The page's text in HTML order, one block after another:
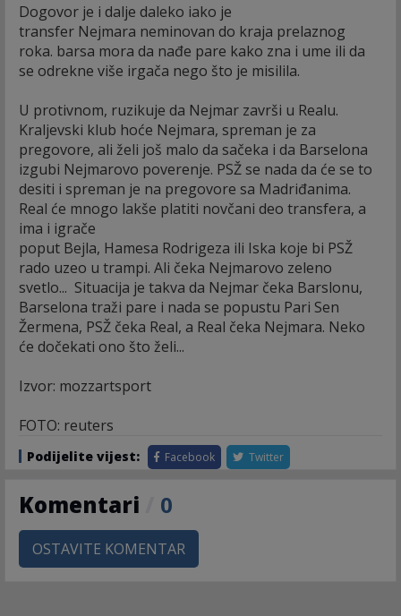
Dogovor je i dalje daleko iako je
transfer Nejmara neminovan do kraja prelaznog
roka. barsa mora da nađe pare kako zna i ume ili da
se odrekne više irgača nego što je misilila.
U protivnom, ruzikuje da Nejmar završi u Realu.
Kraljevski klub hoće Nejmara, spreman je za
pregovore, ali želi još malo da sačeka i da Barselona
izgubi Nejmarovo poverenje. PSŽ se nada da će se to
desiti i spreman je na pregovore sa Madriđanima.
Real će mnogo lakše platiti novčani deo transfera, a
ima i igrače
poput Bejla, Hamesa Rodrigeza ili Iska koje bi PSŽ
rado uzeo u trampi. Ali čeka Nejmarovo zeleno
svetlo... Situacija je takva da Nejmar čeka Barslonu,
Barselona traži pare i nada se popustu Pari Sen
Žermena, PSŽ čeka Real, a Real čeka Nejmara. Neko
će dočekati ono što želi...
Izvor: mozzartsport
FOTO: reuters
Podijelite vijest: Facebook Twitter
Komentari 0
OSTAVITE KOMENTAR